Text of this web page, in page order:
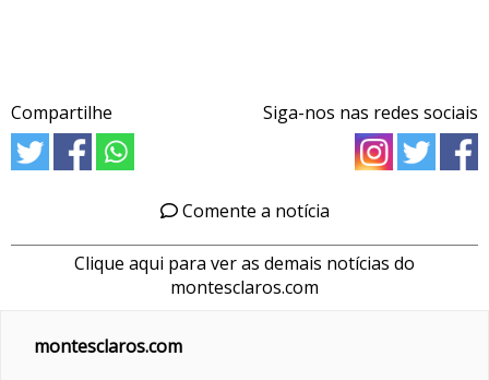
Compartilhe Siga-nos nas redes sociais
Comente a notícia
Clique aqui para ver as demais notícias do
montesclaros.com
montesclaros.com